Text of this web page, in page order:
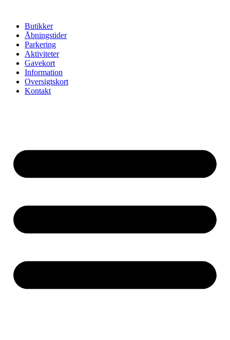
indholdButikker
Åbningstider
Parkering
Aktiviteter
Gavekort
Information
Oversigtskort
Kontakt